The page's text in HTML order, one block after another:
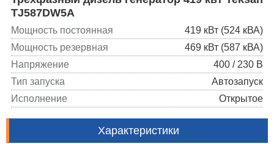
TJ587DW5A
Мощность постоянная
419 кВт (524 кВА)
Мощность резервная
469 кВт (587 кВА)
Напряжение
400 / 230 В
Тип запуска
Автозапуск
Исполнение
Открытое
Характеристики